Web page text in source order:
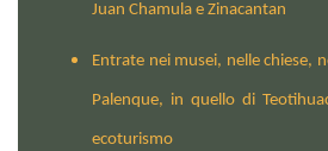
Juan Chamula e Zinacantan
Entrate nei musei, nelle chiese,
Palenque, in quello di
ecoturismo